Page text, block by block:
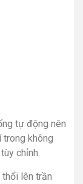
tự động nên
trong không
chỉnh.
lên trần